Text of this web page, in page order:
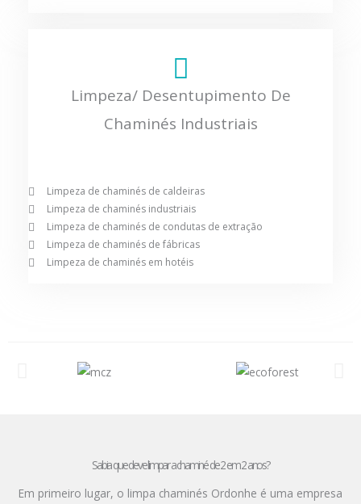
Limpeza/ Desentupimento De
Chaminés Industriais
Limpeza de chaminés de caldeiras
Limpeza de chaminés industriais
Limpeza de chaminés de condutas de extração
Limpeza de chaminés de fábricas
Limpeza de chaminés em hotéis
Sabia que deve limpar a chaminé de 2 em 2 anos?
Em primeiro lugar, o limpa chaminés Ordonhe é uma empresa